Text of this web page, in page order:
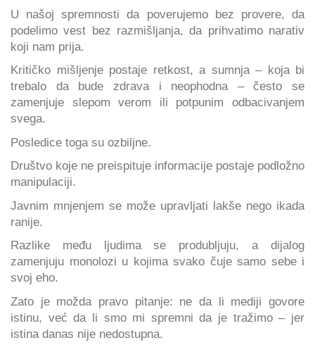
U našoj spremnosti da poverujemo bez provere, da
podelimo vest bez razmišljanja, da prihvatimo narativ
koji nam prija.
Kritičko mišljenje postaje retkost, a sumnja – koja bi
trebalo da bude zdrava i neophodna – često se
zamenjuje slepom verom ili potpunim odbacivanjem
svega.
Posledice toga su ozbiljne.
Društvo koje ne preispituje informacije postaje podložno
manipulaciji.
Javnim mnjenjem se može upravljati lakše nego ikada
ranije.
Razlike među ljudima se produbljuju, a dijalog
zamenjuju monolozi u kojima svako čuje samo sebe i
svoj eho.
Zato je možda pravo pitanje: ne da li mediji govore
istinu, već da li smo mi spremni da je tražimo – jer
istina danas nije nedostupna.